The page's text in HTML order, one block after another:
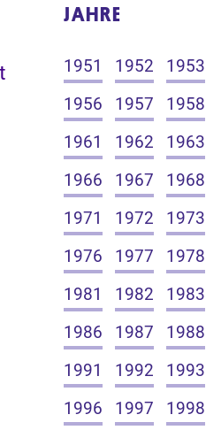
JAHRE
1951 1952 1953
1956
1957 1958
1961
1962 1963
1966
1967 1968
1971
1972 1973
1976
1977 1978
1981
1982 1983
1986
1987 1988
1991
1992 1993
1996
1997 1998